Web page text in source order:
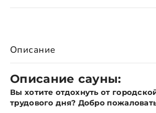
Описание
Описание сауны:
Вы хотите отдохнуть от
трудового дня? Добро